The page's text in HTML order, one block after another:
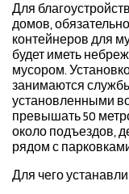
Для
домов,
контейнеров для
будет иметь
мусором.
занимаются
установленными
превышать 50
около подъездов,
рядом с
Для чего